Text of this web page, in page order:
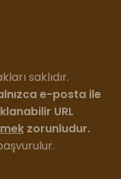
saklıdır.
e-posta ile
URL
zorunludur.